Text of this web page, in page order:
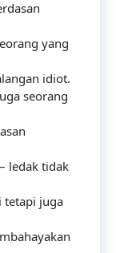
yang
idiot.
seorang
ledak tidak
juga